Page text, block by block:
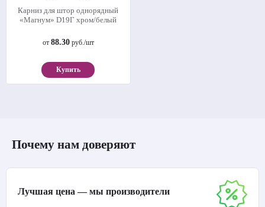
Карниз для штор однорядный
«Магнум» D19Г хром/белый
от 88.30руб./шт
Купить
Почему нам доверяют
Лучшая цена — мы производители